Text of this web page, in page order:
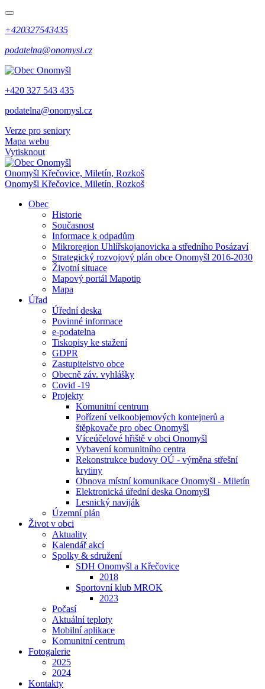
+420327543435
podatelna@onomysl.cz
+420 327 543 435
podatelna@onomysl.cz
Verze pro seniory
Mapa webu
Vytisknout
Onomyšl Křečovice, Miletín, Rozkoš
Onomyšl Křečovice, Miletín, Rozkoš
Obec
Historie
Současnost
Informace k odpadům
Mikroregion Uhlířskojanovicka a středního Posázaví
Strategický rozvojový plán obce Onomyšl 2016-2030
Životní situace
Mapový portál Mapotip
Mapa
Úřad
Úřední deska
Povinné informace
e-podatelna
Tiskopisy ke stažení
GDPR
Zastupitelstvo obce
Obecně záv. vyhlášky
Covid -19
Projekty
Komunitní centrum
Pořízení velkoobjemových kontejnerů a
štěpkovače pro obec Onomyšl
Víceúčelové hřiště v obci Onomyšl
Vybavení komunitního centra
Rekonstrukce budovy OÚ - výměna střešní
krytiny
Obnova místní komunikace Onomyšl - Miletín
Elektronická úřední deska Onomyšl
Lesnický naviják
Územní plán
Život v obci
Aktuality
Kalendář akcí
Spolky & sdružení
SDH Onomyšl a Křečovice
2018
Sportovní klub MROK
2023
Počasí
Aktuální teploty
Mobilní aplikace
Komunitní centrum
Fotogalerie
2025
2024
Kontakty